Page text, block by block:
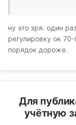
ну это зря. один
регулировку ок
порядок дороже.
Для
учётную